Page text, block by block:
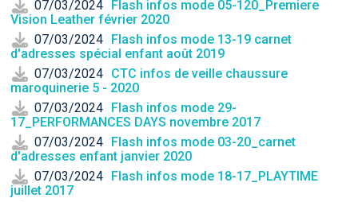
07/03/2024
Flash infos mode 05-120_Premiere
Vision Leather février 2020
07/03/2024
Flash infos mode 13-19 carnet
d'adresses spécial enfant août 2019
07/03/2024 CTC infos de veille chaussure
maroquinerie 5 - 2020
07/03/2024
Flash infos mode 29-
17_PERFORMANCES DAYS novembre 2017
07/03/2024
Flash infos mode 03-20_carnet
d'adresses enfant janvier 2020
07/03/2024
Flash infos mode 18-17_PLAYTIME
juillet 2017